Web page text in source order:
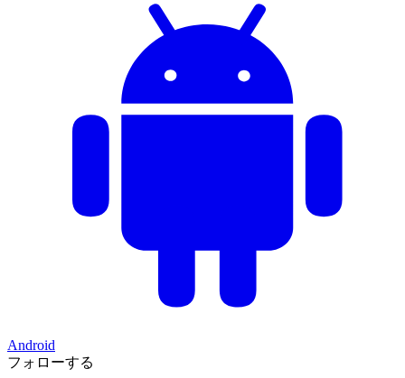
Android
フォローする